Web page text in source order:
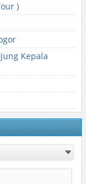
)
Kepala